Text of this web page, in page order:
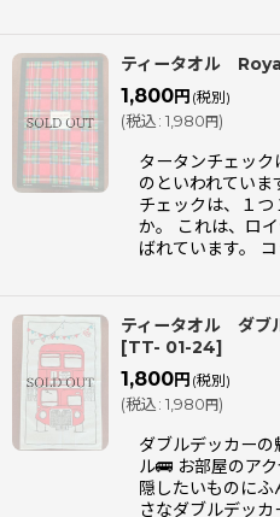
ティータオル
1,800円 (税別)
(税込: 1,980 円)
タータンチェッ
のといわれていま
チェックは、１
か。 これは、ロ
ばれています。
ティータオル ダブ
[TT- 01-24]
1,800円 (税別)
(税込: 1,980 円)
ダブルデッカーの
ル🚌 お部屋のア
隠したいものに
さなダブルデッ